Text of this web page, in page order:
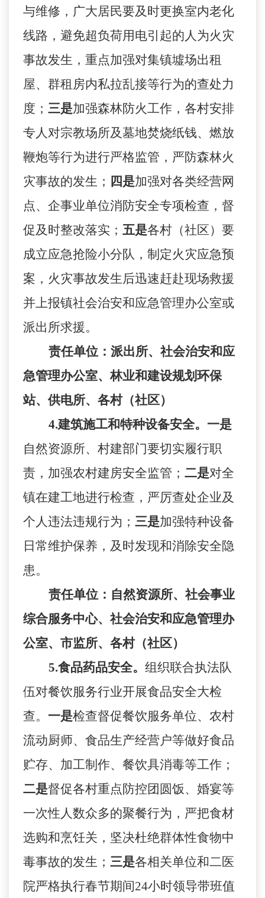
与维修，广大居民要及时更换室内老化
线路，避免超负荷用电引起的人为火灾
事故发生，重点加强对集镇墟场出租
屋、群租房内私拉乱接等行为的查处力
度； 三是加强森林防火工作，各村安排
专人对宗教场所及墓地焚烧纸钱、燃放
鞭炮等行为进行严格监管，严防森林火
灾事故的发生； 四是加强对各类经营网
点、企事业单位消防安全专项检查，督
促及时整改落实； 五是各村（社区）要
成立应急抢险小分队，制定火灾应急预
案，火灾事故发生后迅速赶赴现场救援
并上报镇社会治安和应急管理办公室或
派出所求援。
责任单位：派出所、 社会治安和应
急管理办公室、林业和建设规划环保
站、供电所、各村（社区）
4.建筑施工和特种设备安全。 一是
自然资源所、村建部门要切实履行职
责，加强农村建房安全监管； 二是对全
镇在建工地进行检查，严厉查处企业及
个人违法违规行为； 三是加强特种设备
日常维护保养，及时发现和消除安全隐
患。
责任单位： 自然资源所、 社会事业
综合服务中心、 社会治安和应急管理办
公室、市监所、各村（社区）
5.食品药品安全。 组织联合执法队
伍对餐饮服务行业开展食品安全大检
查。 一是检查督促餐饮服务单位、农村
流动厨师、食品生产经营户等做好食品
贮存、加工制作、餐饮具消毒等工作；
二是督促各村重点防控团圆饭、婚宴等
一次性人数众多的聚餐行为，严把食材
选购和烹饪关，坚决杜绝群体性食物中
毒事故的发生； 三是各相关单位和二医
院严格执行春节期间24小时领导带班值